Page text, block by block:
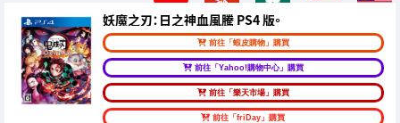
妖魔之刃：日之神血風騰 PS4 版。
前往「蝦皮購物」購買
前往「Yahoo!購物中心」購買
前往「樂天市場」購買
前往「friDay」購買